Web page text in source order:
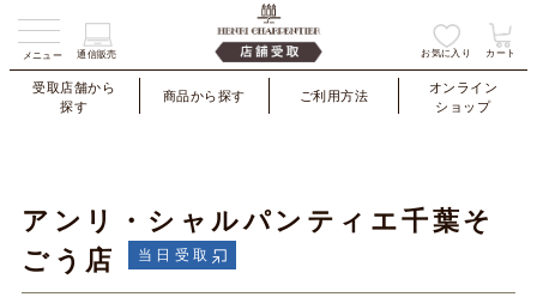
メニュー 通信販売 お気に入り カート
受取店舗から
探す
商品から探す ご利用方法
オンライン
ショップ
アンリ・シャルパンティエ千葉そ
ごう店
当日受取